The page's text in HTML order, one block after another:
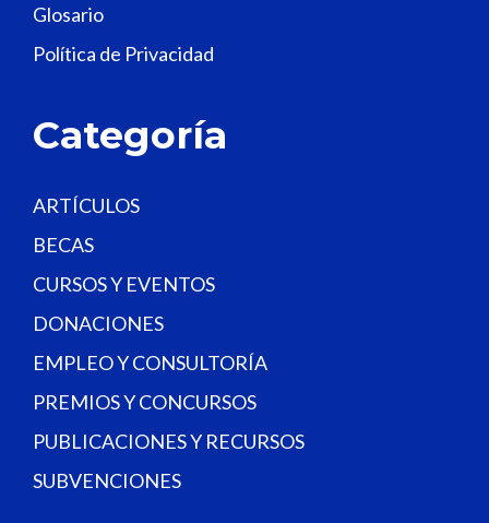
d
b
n
.
Glosario
Política de Privacidad
Categoría
ARTÍCULOS
BECAS
CURSOS Y EVENTOS
DONACIONES
EMPLEO Y CONSULTORÍA
PREMIOS Y CONCURSOS
PUBLICACIONES Y RECURSOS
SUBVENCIONES